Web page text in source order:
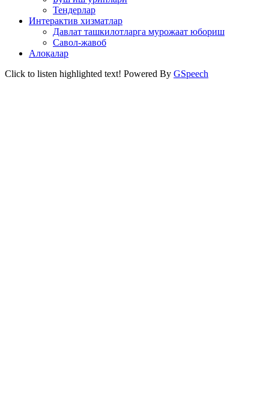
Тендерлар
Интерактив хизматлар
Давлат ташкилотларга мурожаат юбориш
Савол-жавоб
Алоқалар
Click to listen highlighted text! Powered By GSpeech